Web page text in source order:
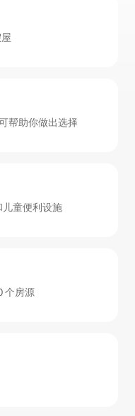
帮助你做出选择
童便利设施
个房源